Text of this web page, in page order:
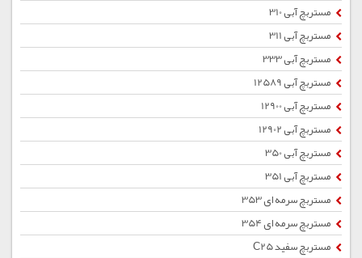
مستربچ آبی 310
مستربچ آبی 311
مستربچ آبی 333
مستربچ آبی 12589
مستربچ آبی 12900
مستربچ آبی 12902
مستربچ آبی 350
مستربچ آبی 351
مستربچ سرمه ای 353
مستربچ سرمه ای 354
مستربچ سفید C25